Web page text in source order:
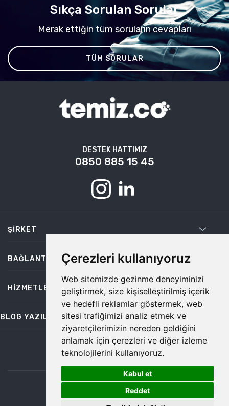
Çerezleri kullanıyoruz
Web sitemizde gezinme deneyiminizi
geliştirmek, size kişiselleştirilmiş içerik
ve hedefli reklamlar göstermek, web
sitesi trafiğimizi analiz etmek ve
ziyaretçilerimizin nereden geldiğini
anlamak için çerezleri ve diğer izleme
teknolojilerini kullanıyoruz.
Kabul et
Reddet
Sıkça Sorulan Sorular
Merak ettiğin tüm soruların cevapları
TÜM SORULAR
DESTEK HATTIMIZ
0850 885 15 45
ŞIRKET
BAĞLANTILAR
HIZMETLER
BLOG YAZILARI
bilgi@temiz.co
©2026 Temiz, Her Hakkı Saklıdır.